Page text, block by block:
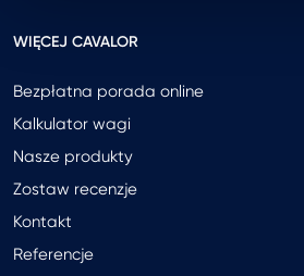
WIĘCEJ CAVALOR
Bezpłatna porada online
Kalkulator wagi
Nasze produkty
Zostaw recenzje
Kontakt
Referencje